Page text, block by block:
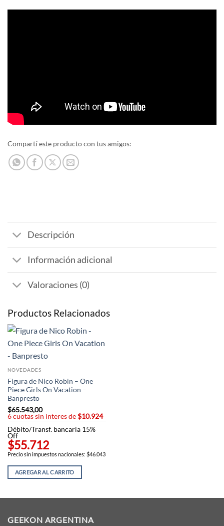
Compartí este producto con tus amigos:
Descripción
Información adicional
Valoraciones (0)
Productos Relacionados
NOVEDADES
Figura de Nico Robin – One
Piece Girls On Vacation –
Banpresto
$65.543,00
6 cuotas sin interes de$10.924
Débito/Transf. bancaria 15%
Off
$55.712
Precio sin impuestos nacionales: $46.043
AGREGAR AL CARRITO
GEEKON ARGENTINA